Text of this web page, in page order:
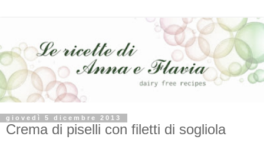
giovedì 5 dicembre 2013
Crema di piselli con filetti di sogliola